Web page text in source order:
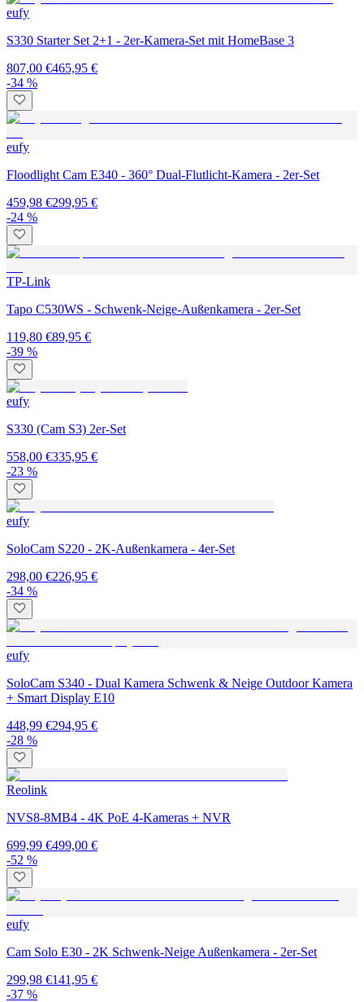
eufy
S330 Starter Set 2+1 - 2er-Kamera-Set mit HomeBase 3
807,00 €465,95 €
-34 %
eufy
Floodlight Cam E340 - 360° Dual-Flutlicht-Kamera - 2er-Set
459,98 €299,95 €
-24 %
TP-Link
Tapo C530WS - Schwenk-Neige-Außenkamera - 2er-Set
119,80 €89,95 €
-39 %
eufy
S330 (Cam S3) 2er-Set
558,00 €335,95 €
-23 %
eufy
SoloCam S220 - 2K-Außenkamera - 4er-Set
298,00 €226,95 €
-34 %
eufy
SoloCam S340 - Dual Kamera Schwenk & Neige Outdoor Kamera
+ Smart Display E10
448,99 €294,95 €
-28 %
Reolink
NVS8-8MB4 - 4K PoE 4-Kameras + NVR
699,99 €499,00 €
-52 %
eufy
Cam Solo E30 - 2K Schwenk-Neige Außenkamera - 2er-Set
299,98 €141,95 €
-37 %